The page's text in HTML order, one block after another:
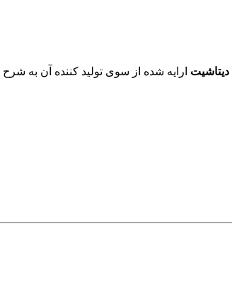
دیتاشیت ارایه شده از سوی تولید کننده آن به